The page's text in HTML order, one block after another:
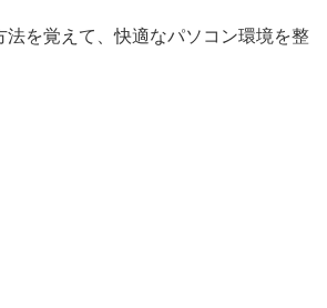
法を覚えて、快適なパソコン環境を整